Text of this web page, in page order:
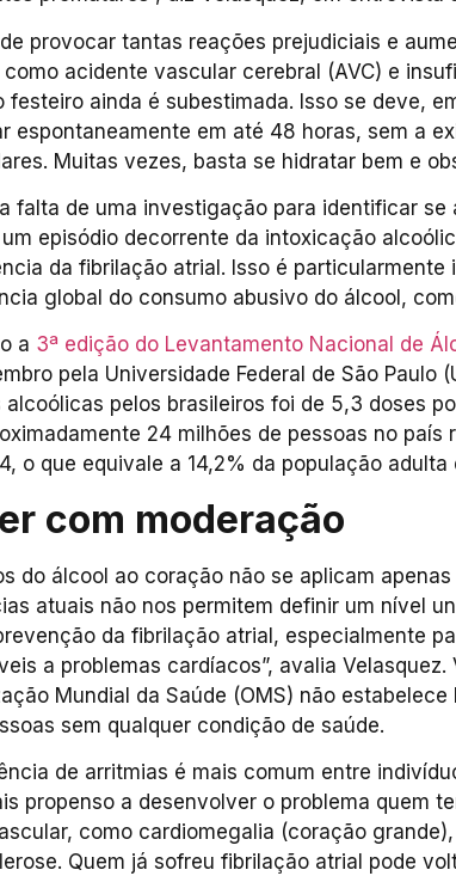
provocar tantas reações prejudiciais e
acidente vascular cerebral (AVC) e
festeiro ainda é subestimada. Isso se deve,
espontaneamente em até 48 horas, sem a
Muitas vezes, basta se hidratar bem e
falta de uma investigação para identificar se
episódio decorrente da intoxicação
da fibrilação atrial. Isso é
global do consumo abusivo do álcool,
a 3ª edição do Levantamento Nacional de
pela Universidade Federal de São Paulo
alcoólicas pelos brasileiros foi de 5,3 doses
24 milhões de pessoas no país
o que equivale a 14,2% da população
com moderação
do álcool ao coração não se aplicam
atuais não nos permitem definir um nível
da fibrilação atrial, especialmente
a problemas cardíacos”, avalia
Mundial da Saúde (OMS) não
sem qualquer condição de saúde.
de arritmias é mais comum entre
propenso a desenvolver o problema quem
como cardiomegalia (coração
Quem já sofreu fibrilação atrial pode